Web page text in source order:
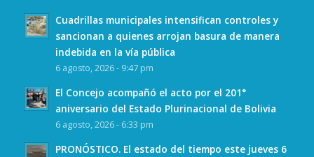
Cuadrillas municipales intensifican controles y
sancionan a quienes arrojan basura de manera
indebida en la vía pública
6 agosto, 2026 - 9:47 pm
El Concejo acompañó el acto por el 201°
aniversario del Estado Plurinacional de Bolivia
6 agosto, 2026 - 6:33 pm
PRONÓSTICO. El estado del tiempo este jueves 6